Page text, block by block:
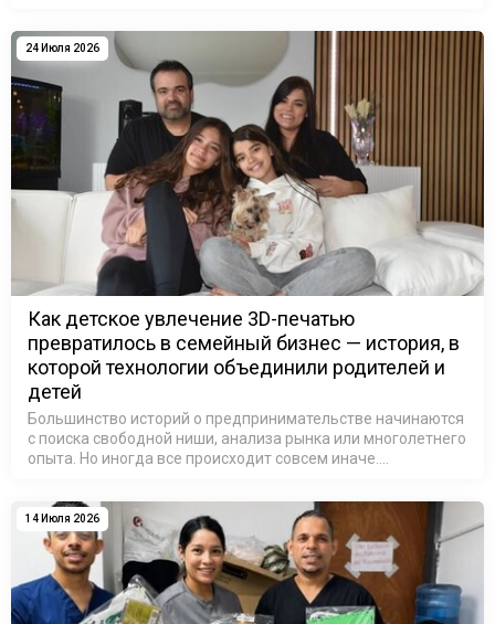
резул…
24 Июля 2026
Как детское увлечение 3D-печатью
превратилось в семейный бизнес — история, в
которой технологии объединили родителей и
детей
Большинство историй о предпринимательстве начинаются
с поиска свободной ниши, анализа рынка или многолетнего
опыта. Но иногда все происходит совсем иначе.
домой после школы, чтобы …
14 Июля 2026